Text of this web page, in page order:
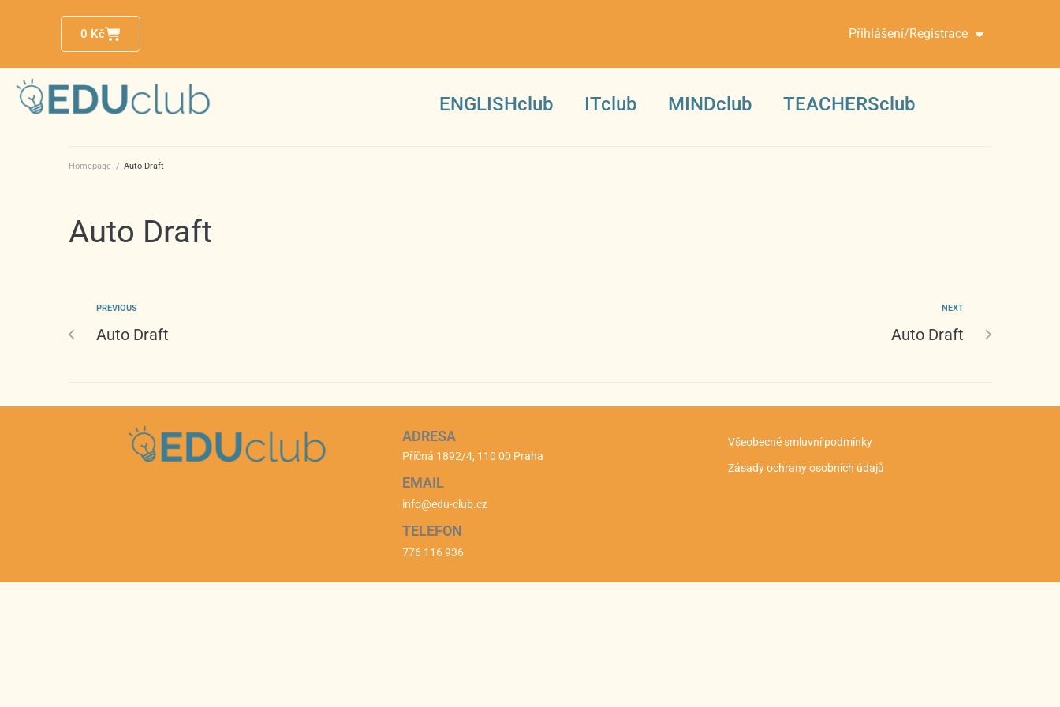
0 Kč Přihlášení/Registrace
ENGLISHclub ITclub MINDclub TEACHERSclub
Homepage / Auto Draft
Auto Draft
PREVIOUS
Auto Draft
NEXT
Auto Draft
ADRESA
Příčná 1892/4, 110 00 Praha
EMAIL
info@edu-club.cz
TELEFON
776 116 936
Všeobecné smluvní podmínky
Zásady ochrany osobních údajů